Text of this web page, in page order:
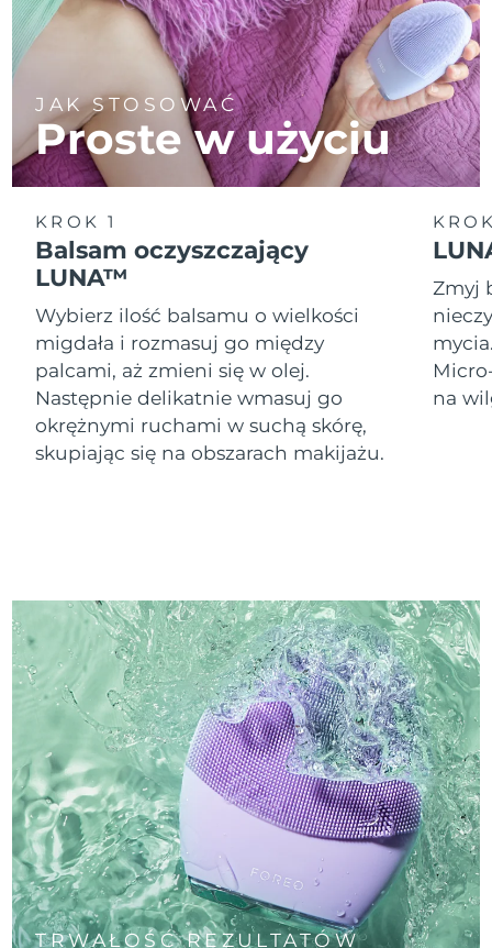
JAK STOSOWAĆ
Proste w użyciu
KROK 1
Balsam oczyszczający
LUNA™
Wybierz ilość balsamu o wielkości
migdała i rozmasuj go między
palcami, aż zmieni się w olej.
Następnie delikatnie wmasuj go
okrężnymi ruchami w suchą skórę,
skupiając się na obszarach makijażu.
Zmyj
na
TRWAŁOŚĆ REZULTATÓW